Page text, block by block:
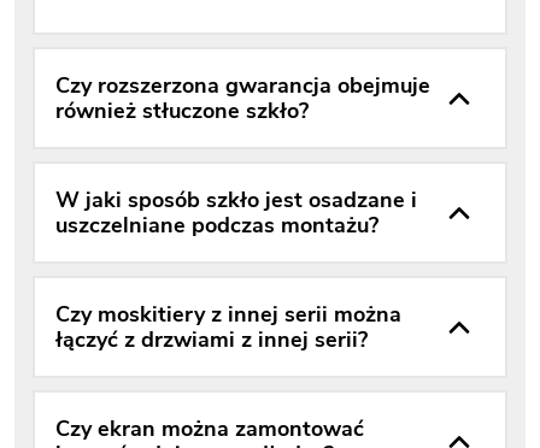
Czy rozszerzona gwarancja obejmuje
również stłuczone szkło?
W jaki sposób szkło jest osadzane i
uszczelniane podczas montażu?
Czy moskitiery z innej serii można
łączyć z drzwiami z innej serii?
Czy ekran można zamontować